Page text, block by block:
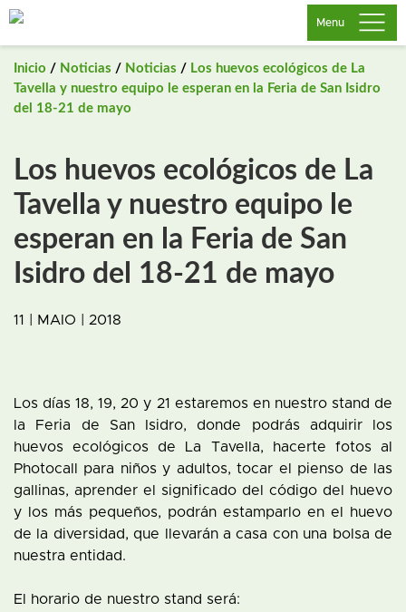
Saltar
Menu
Inicio / Noticias / Noticias / Los huevos ecológicos de La
Tavella y nuestro equipo le esperan en la Feria de San Isidro
del 18-21 de mayo
Los huevos ecológicos de La
Tavella y nuestro equipo le
esperan en la Feria de San
Isidro del 18-21 de mayo
11 | MAIO | 2018
Los días 18, 19, 20 y 21 estaremos en nuestro stand de
la Feria de San Isidro, donde podrás adquirir los
huevos ecológicos de La Tavella, hacerte fotos al
Photocall para niños y adultos, tocar el pienso de las
gallinas, aprender el significado del código del huevo
y los más pequeños, podrán estamparlo en el huevo
de la diversidad, que llevarán a casa con una bolsa de
nuestra entidad.
El horario de nuestro stand será: